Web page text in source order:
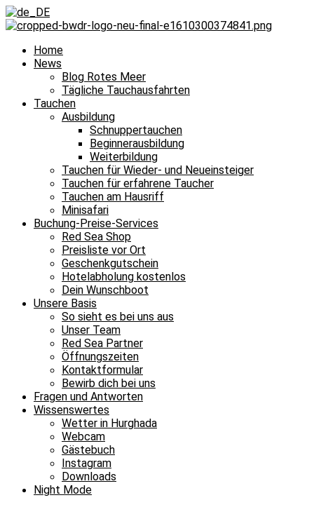
Home
News
Blog Rotes Meer
Tägliche Tauchausfahrten
Tauchen
Ausbildung
Schnuppertauchen
Beginnerausbildung
Weiterbildung
Tauchen für Wieder- und Neueinsteiger
Tauchen für erfahrene Taucher
Tauchen am Hausriff
Minisafari
Buchung-Preise-Services
Red Sea Shop
Preisliste vor Ort
Geschenkgutschein
Hotelabholung kostenlos
Dein Wunschboot
Unsere Basis
So sieht es bei uns aus
Unser Team
Red Sea Partner
Öffnungszeiten
Kontaktformular
Bewirb dich bei uns
Fragen und Antworten
Wissenswertes
Wetter in Hurghada
Webcam
Gästebuch
Instagram
Downloads
Night Mode